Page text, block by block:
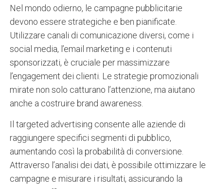
Nel mondo odierno, le campagne pubblicitarie
devono essere strategiche e ben pianificate.
Utilizzare canali di comunicazione diversi, come i
social media, l’email marketing e i contenuti
sponsorizzati, è cruciale per massimizzare
l’engagement dei clienti. Le strategie promozionali
mirate non solo catturano l’attenzione, ma aiutano
anche a costruire brand awareness.
Il targeted advertising consente alle aziende di
raggiungere specifici segmenti di pubblico,
aumentando così la probabilità di conversione.
Attraverso l’analisi dei dati, è possibile ottimizzare le
campagne e misurare i risultati, assicurando la